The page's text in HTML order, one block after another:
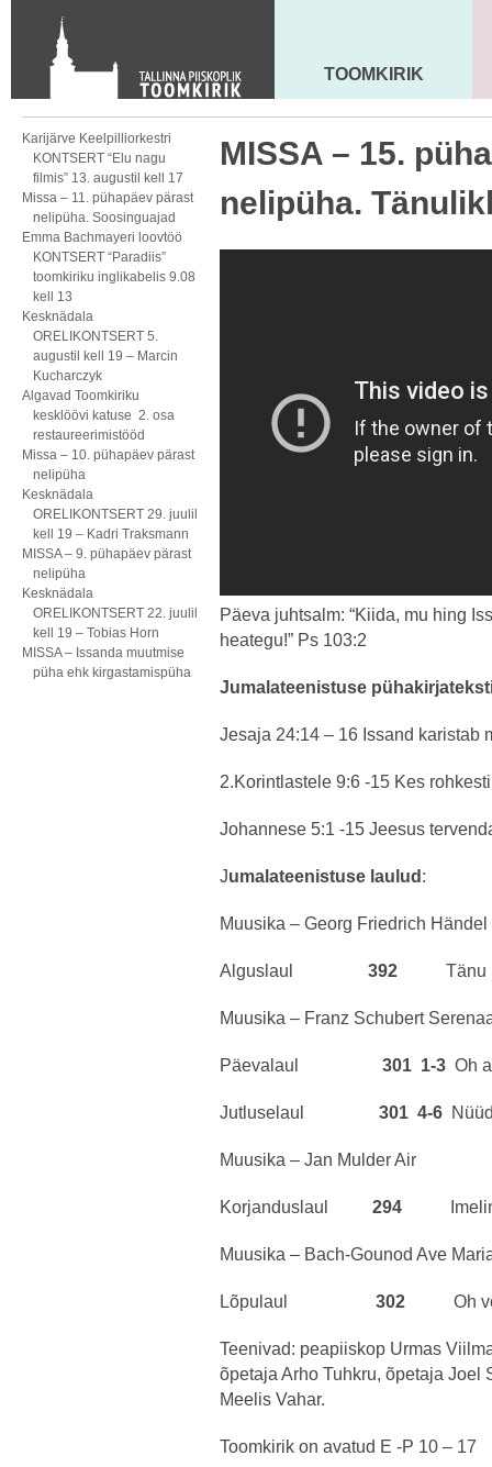
KONTAKT
Toom-Kooli 6, 10130 TALLINN
tallinna.toom@eelk.ee
MAARJA KIRIK
TOOMKIRIK
Karijärve Keelpilliorkestri
KONTSERT “Elu nagu
filmis” 13. augustil kell 17
Missa – 11. pühapäev pärast
nelipüha. Soosinguajad
Emma Bachmayeri loovtöö
KONTSERT “Paradiis”
toomkiriku inglikabelis 9.08
kell 13
Kesknädala
ORELIKONTSERT 5.
augustil kell 19 – Marcin
Kucharczyk
Algavad Toomkiriku
kesklöövi katuse 2. osa
restaureerimistööd
Missa – 10. pühapäev pärast
nelipüha
Kesknädala
ORELIKONTSERT 29. juulil
kell 19 – Kadri Traksmann
MISSA – 9. pühapäev pärast
nelipüha
Kesknädala
ORELIKONTSERT 22. juulil
kell 19 – Tobias Horn
MISSA – Issanda muutmise
püha ehk kirgastamispüha
MISSA – 15.
nelipüha.
Päeva juhtsalm: “Kiida, mu hing
heategu!” Ps 103:2
Jumalateenistuse
Jesaja 24:14 – 16 Issand karistab
2.Korintlastele 9:6 -15 Kes
Johannese 5:1 -15 Jeesus
Jumalateenistuse laulud :
Muusika – Georg Friedrich
Alguslaul 392 Tänu
Muusika – Franz Schubert
Päevalaul 301 1-3 Oh
Jutluselaul 301 4-6
Muusika – Jan Mulder Air
Korjanduslaul 294
Muusika – Bach-Gounod Ave
Lõpulaul 302 Oh
Teenivad: peapiiskop Urmas
õpetaja Arho Tuhkru, õpetaja Joel
Meelis Vahar.
Toomkirik on avatud E -P 10 – 17